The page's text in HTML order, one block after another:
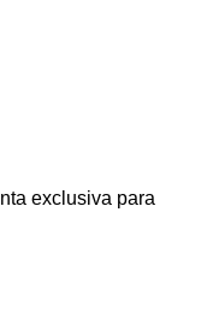
exclusiva para